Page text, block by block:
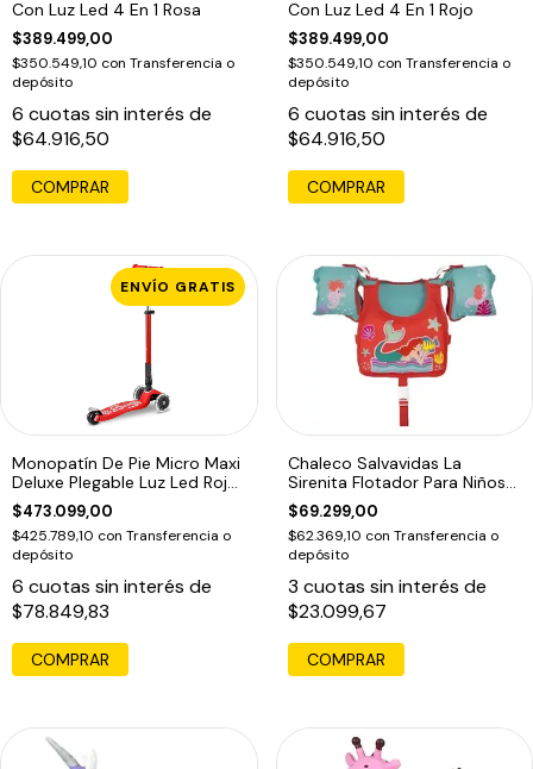
Con Luz Led 4 En 1 Rosa
$389.499,00
$350.549,10 con Transferencia o
depósito
6 cuotas sin interés de
$64.916,50
Con Luz Led 4 En 1 Rojo
$389.499,00
$350.549,10 con Transferencia o
depósito
6 cuotas sin interés de
$64.916,50
ENVÍO GRATIS
Monopatín De Pie Micro Maxi
Deluxe Plegable Luz Led Rojo
Rojo
$473.099,00
$425.789,10 con Transferencia o
depósito
6 cuotas sin interés de
$78.849,83
Chaleco Salvavidas La
Sirenita Flotador Para Niños
La Sirenita
$69.299,00
$62.369,10 con Transferencia o
depósito
3 cuotas sin interés de
$23.099,67